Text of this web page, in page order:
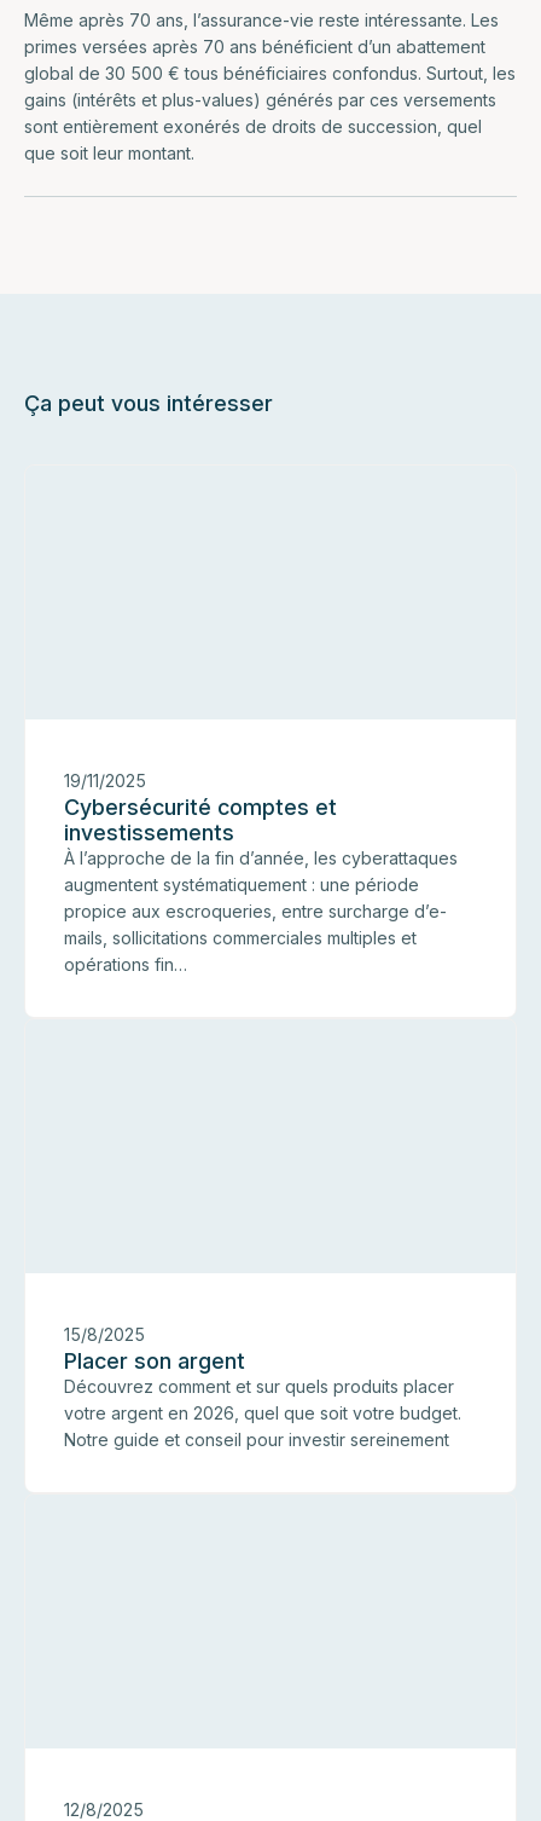
Même après 70 ans, l’assurance-vie reste intéressante. Les
primes versées après 70 ans bénéficient d’un abattement
global de 30 500 € tous bénéficiaires confondus. Surtout, les
gains (intérêts et plus-values) générés par ces versements
sont entièrement exonérés de droits de succession, quel
que soit leur montant.
Ça peut vous intéresser
19/11/2025
Cybersécurité comptes et
investissements
À l’approche de la fin d’année, les cyberattaques
augmentent systématiquement : une période
propice aux escroqueries, entre surcharge d’e-
mails, sollicitations commerciales multiples et
opérations fin…
15/8/2025
Placer son argent
Découvrez comment et sur quels produits placer
votre argent en 2026, quel que soit votre budget.
Notre guide et conseil pour investir sereinement
12/8/2025